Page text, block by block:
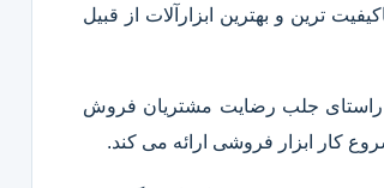
ترین و بهترین ابزارآلات از قبیل
در راستای جلب رضایت مشتریان فروش
کار ابزار فروشی ارائه می کند.